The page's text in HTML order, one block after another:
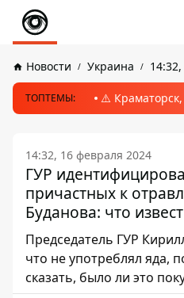
Новости Украина
ТОПТЕМЫ: ⚠️ Краматорск,
14:32, 16 февраля 2024
ГУР
причастных к
Буданова: что
Председатель ГУР
что не употреблял яда,
сказать, было ли это